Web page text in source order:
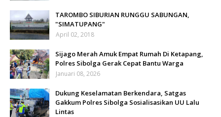
TAROMBO SIBURIAN RUNGGU SABUNGAN,
"SIMATUPANG"
April 02, 2018
Sijago Merah Amuk Empat Rumah Di Ketapang,
Polres Sibolga Gerak Cepat Bantu Warga
Januari 08, 2026
Dukung Keselamatan Berkendara, Satgas
Gakkum Polres Sibolga Sosialisasikan UU Lalu
Lintas